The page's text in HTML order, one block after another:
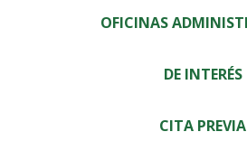
OFICINAS
DE INTERÉS
CITA PREVIA